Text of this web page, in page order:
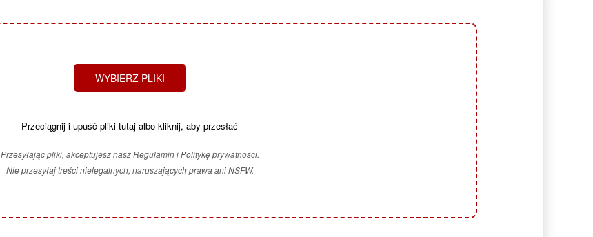
WYBIERZ PLIKI
Przeciągnij i upuść pliki tutaj albo kliknij, aby przesłać
Przesyłając pliki, akceptujesz nasz Regulamin i Politykę prywatności.
Nie przesyłaj treści nielegalnych, naruszających prawa ani NSFW.